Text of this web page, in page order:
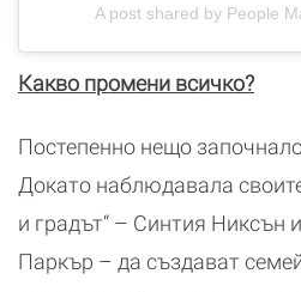
A post shared by People
Какво промени всичко?
Постепенно нещо
Докато наблюдавала
и градът“ – Синтия Никсън
Паркър – да създават